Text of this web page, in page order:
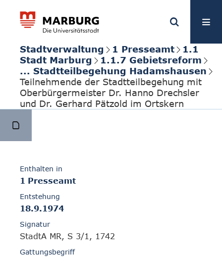
Stadtverwaltung 1 Presseamt
1.1
Stadt Marburg
1.1.7 Gebietsreform
... Stadtteilbegehung Hadamshausen
Teilnehmende der Stadtteilbegehung mit
Oberbürgermeister Dr. Hanno Drechsler
und Dr. Gerhard Pätzold im Ortskern
Enthalten in
1 Presseamt
Entstehung
18.9.1974
Signatur
StadtA MR, S 3/1, 1742
Gattungsbegriff